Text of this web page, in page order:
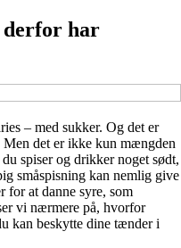
derfor har
– med sukker. Og det er
det er ikke kun mængden
spiser og drikker noget sødt,
småspisning kan nemlig give
for at danne syre, som
vi nærmere på, hvorfor
kan beskytte dine tænder i